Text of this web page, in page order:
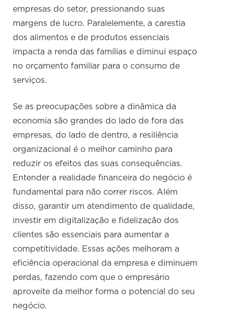
empresas do setor, pressionando suas
margens de lucro. Paralelemente, a carestia
dos alimentos e de produtos essenciais
impacta a renda das famílias e diminui espaço
no orçamento familiar para o consumo de
serviços.
Se as preocupações sobre a dinâmica da
economia são grandes do lado de fora das
empresas, do lado de dentro, a resiliência
organizacional é o melhor caminho para
reduzir os efeitos das suas consequências.
Entender a realidade financeira do negócio é
fundamental para não correr riscos. Além
disso, garantir um atendimento de qualidade,
investir em digitalização e fidelização dos
clientes são essenciais para aumentar a
competitividade. Essas ações melhoram a
eficiência operacional da empresa e diminuem
perdas, fazendo com que o empresário
aproveite da melhor forma o potencial do seu
negócio.